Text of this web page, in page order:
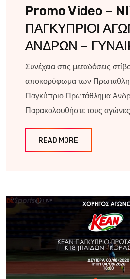
Promo Video –
ΠΑΓΚΥΠΡΙΟΙ
ΑΝΔΡΩΝ –
Συνέχεια στις μεταδόσεις
αποκορύφωμα των
Παγκύπριο Πρωτάθλημα
Παρακολουθήστε τους
READ MORE